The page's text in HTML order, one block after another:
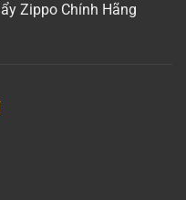
₫.
Zippo Chính Hãng
Khoảng